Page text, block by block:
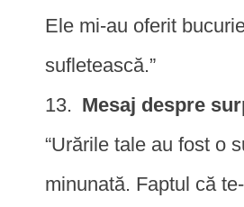
Ele mi-au oferit
sufletească.”
Mesaj despre
“Urările tale au fost o
minunată. Faptul că